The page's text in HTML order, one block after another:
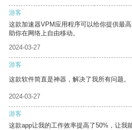
游客
这款加速器VPM应用程序可以给你提供最
助你在网络上自由移动。
2024-03-27
游客
这款软件简直是神器，解决了我所有问题。
2024-03-27
游客
这款app让我的工作效率提高了50%，让我